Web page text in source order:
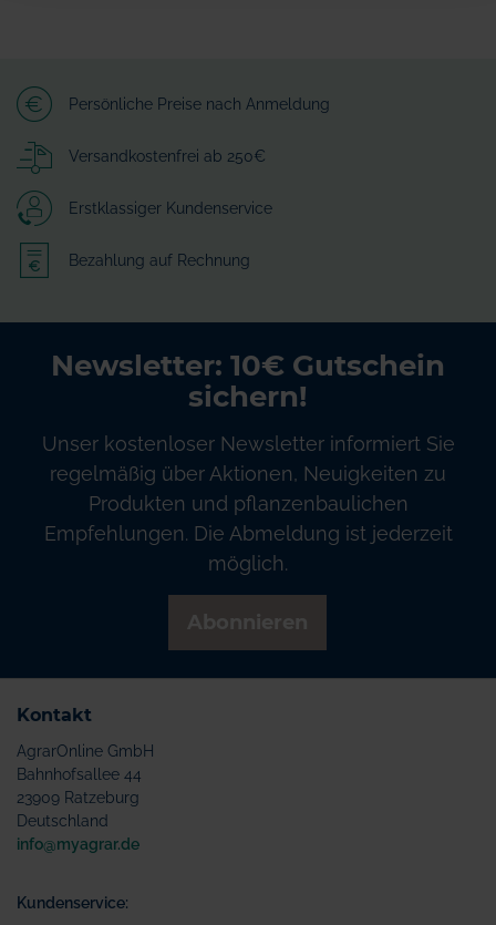
Persönliche Preise nach Anmeldung
Versandkostenfrei ab 250€
Erstklassiger Kundenservice
Bezahlung auf Rechnung
Newsletter: 10€ Gutschein
sichern!
Unser kostenloser Newsletter informiert Sie
regelmäßig über Aktionen, Neuigkeiten zu
Produkten und pflanzenbaulichen
Empfehlungen. Die Abmeldung ist jederzeit
möglich.
Kontakt
AgrarOnline GmbH
Bahnhofsallee 44
23909 Ratzeburg
Deutschland
info@myagrar.de
Kundenservice: